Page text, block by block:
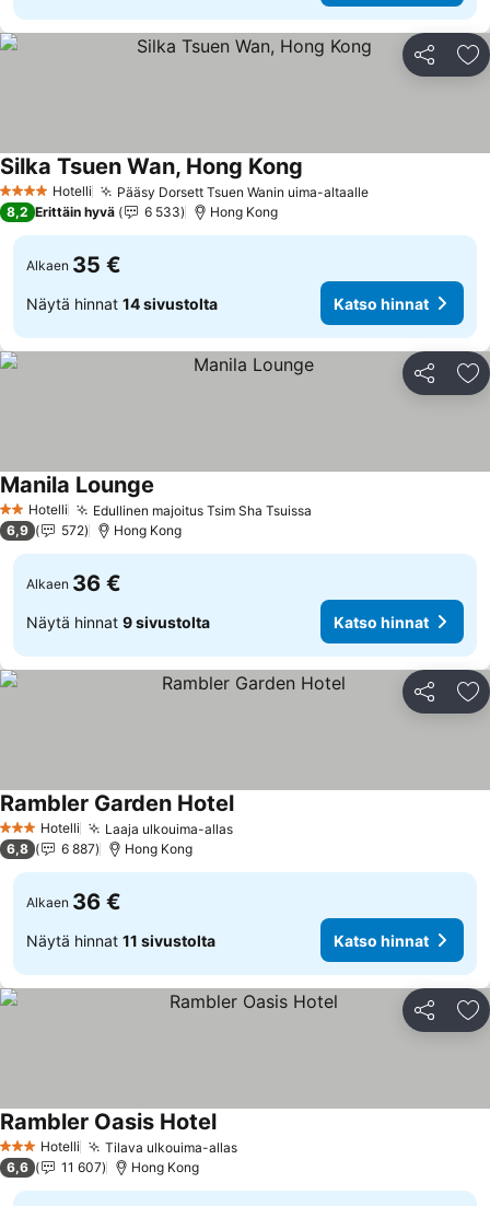
Jaa
4 Tähtiluokitus
Hotelli Pääsy Dorsett Tsuen Wanin uima-altaalle
Silka Tsuen Wan, Hong Kong
8,2 Erittäin hyvä 6 533 Hong Kong
Alkaen 35 €
Näytä hinnat 14 sivustolta Katso hinnat
Jaa
2 Tähtiluokitus
Hotelli Edullinen majoitus Tsim Sha Tsuissa
Manila Lounge
6,9 572 Hong Kong
Alkaen 36 €
Näytä hinnat 9 sivustolta Katso hinnat
Jaa
3 Tähtiluokitus
Hotelli Laaja ulkouima-allas
Rambler Garden Hotel
6,8 6 887 Hong Kong
Alkaen 36 €
Näytä hinnat 11 sivustolta Katso hinnat
Jaa
3 Tähtiluokitus
Hotelli Tilava ulkouima-allas
Rambler Oasis Hotel
6,6 11 607 Hong Kong